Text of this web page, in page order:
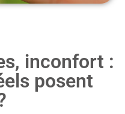
inconfort :
posent